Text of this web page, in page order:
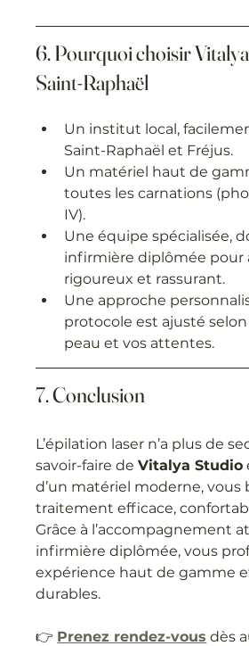
6. Pourquoi choisir
Saint-Raphaël
Un institut local,
Saint-Raphaël et Fréjus.
Un matériel haut de
toutes les carnations
IV).
Une équipe spécialisée,
infirmière diplômée pour
rigoureux et rassurant.
Une approche
protocole est ajusté
peau et vos attentes.
7. Conclusion
L’épilation laser n’a plus de
savoir-faire de Vitalya Studio
d’un matériel moderne, vous
traitement efficace,
Grâce à l’accompagnement
infirmière diplômée, vous
expérience haut de gamme
durables.
👉 Prenez rendez-vous dès